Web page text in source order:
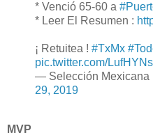
* Venció 65-60 a
* Leer El Resumen :
¡ Retuitea ! #TxMx
pic.twitter.com/
— Selección Mexicana
29, 2019
MVP